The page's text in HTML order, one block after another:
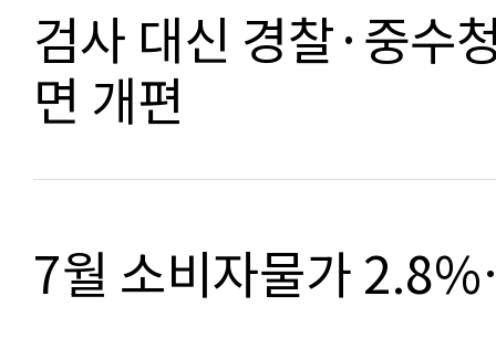
검사 대신 경찰·중수
면 개편
7월 소비자물가